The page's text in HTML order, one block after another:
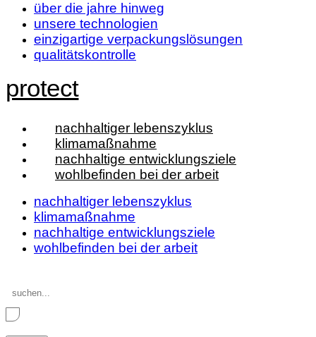
über die jahre hinweg
unsere technologien
einzigartige verpackungslösungen
qualitätskontrolle
protect
nachhaltiger lebenszyklus
klimamaßnahme
nachhaltige entwicklungsziele
wohlbefinden bei der arbeit
nachhaltiger lebenszyklus
klimamaßnahme
nachhaltige entwicklungsziele
wohlbefinden bei der arbeit
Search
...